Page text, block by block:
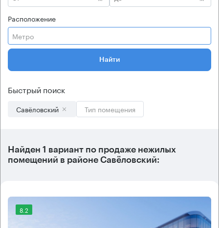
Расположение
Метро
Найти
Быстрый поиск
Савёловский Тип помещения
Найден 1 вариант по продаже нежилых
помещений в районе Савёловский:
8.2